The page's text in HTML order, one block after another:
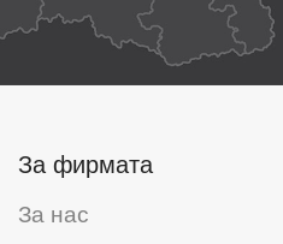
За фирмата
За нас